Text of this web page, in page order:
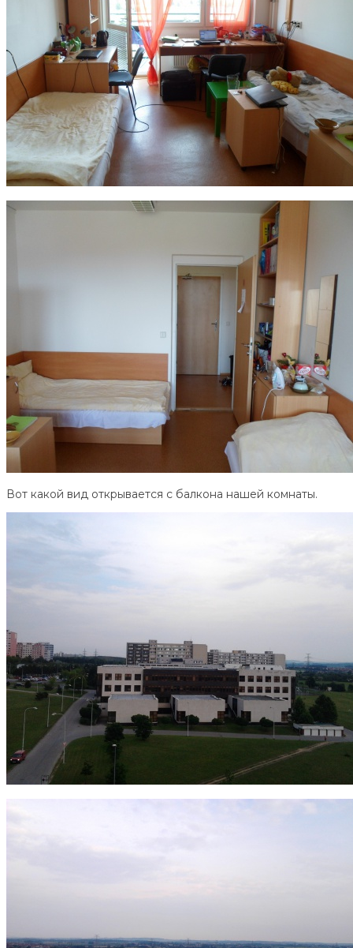
Вот какой вид открывается с балкона нашей комнаты.